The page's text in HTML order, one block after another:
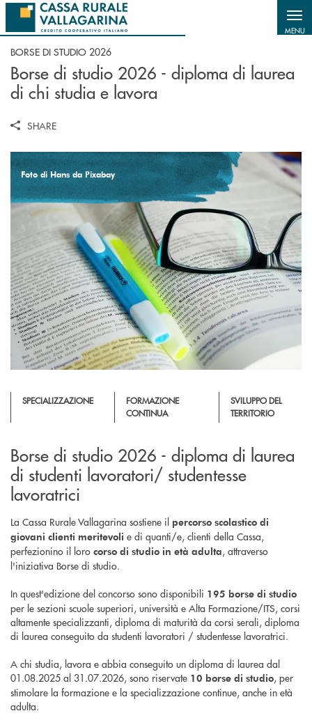
Salta al contenuto principale
MENU
BORSE DI STUDIO 2026
Borse di studio 2026 - diploma di laurea
di chi studia e lavora
SHARE
Foto di Hans da Pixabay
SPECIALIZZAZIONE
FORMAZIONE
CONTINUA
SVILUPPO DEL
TERRITORIO
Borse di studio 2026 - diploma di laurea
di studenti lavoratori/ studentesse
lavoratrici
La Cassa Rurale Vallagarina sostiene il percorso scolastico di
giovani clienti meritevoli e di quanti/e, clienti della Cassa,
perfezionino il loro corso di studio in età adulta, attraverso
l'iniziativa Borse di studio.
In quest'edizione del concorso sono disponibili 195 borse di studio
per le sezioni scuole superiori, università e Alta Formazione/ITS, corsi
altamente specializzanti, diploma di maturità da corsi serali, diploma
di laurea conseguito da studenti lavoratori / studentesse lavoratrici.
A chi studia, lavora e abbia conseguito un diploma di laurea dal
01.08.2025 al 31.07.2026, sono riservate 10 borse di studio, per
stimolare la formazione e la specializzazione continue, anche in età
adulta.